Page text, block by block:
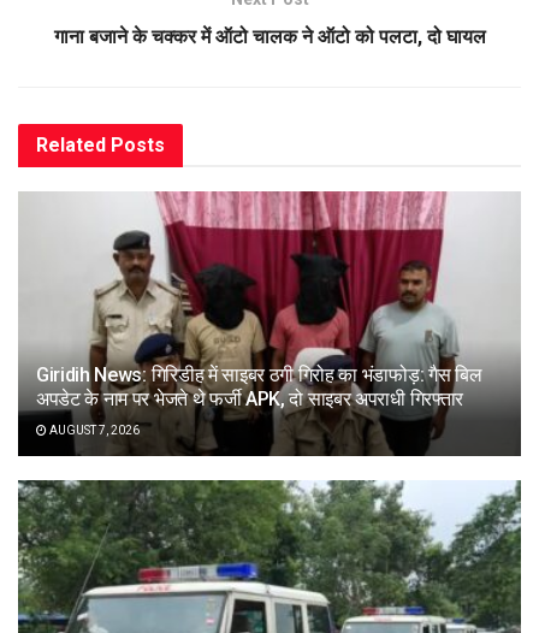
गाना बजाने के चक्कर में ऑटो चालक ने ऑटो को पलटा, दो घायल
Related Posts
Giridih News: गिरिडीह में साइबर ठगी गिरोह का भंडाफोड़: गैस बिल
अपडेट के नाम पर भेजते थे फर्जी APK, दो साइबर अपराधी गिरफ्तार
AUGUST 7, 2026